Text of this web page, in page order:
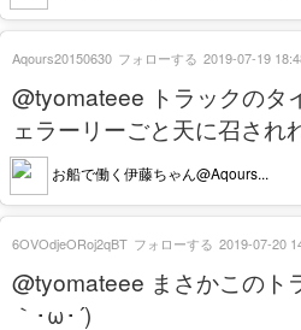
@tyomateee トラックのタ
ェラーリーごと天に召され
お船で働く伊藤ちゃん@Aqours...
Aqours20150630 フォローする 2019-07-19
@tyomateee まさかこの
｀･ω･´)
6OVOdjeORoj2qBT フォローする 2019-07-20